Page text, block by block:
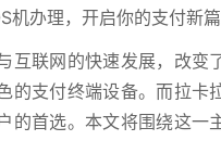
机办理，开启你的支付新
互联网的快速发展，改变
的支付终端设备。而拉卡
的首选。本文将围绕这一